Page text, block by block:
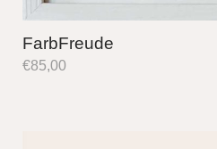
FarbFreude
€85,00